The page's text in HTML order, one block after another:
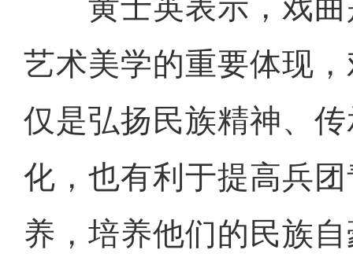
黄士英表示，戏曲
艺术美学的重要体现
仅是弘扬民族精神、
化，也有利于提高兵
养，培养他们的民族